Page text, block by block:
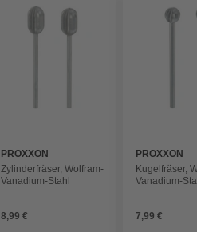
PROXXON
Zylinderfräser, Wolfram-
Vanadium-Stahl
8,99 €
PROXXON
Kugelfräser,
Vanadium-
7,99 €